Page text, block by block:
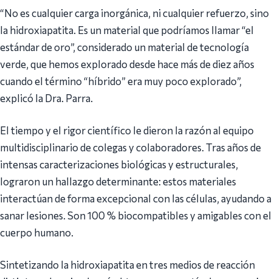
​“No es cualquier carga inorgánica, ni cualquier refuerzo, sino
la hidroxiapatita. Es un material que podríamos llamar “el
estándar de oro”, considerado un material de tecnología
verde, que hemos explorado desde hace más de diez años
cuando el término “híbrido” era muy poco explorado”,
explicó la Dra. Parra.
​El tiempo y el rigor científico le dieron la razón al equipo
multidisciplinario de colegas y colaboradores. Tras años de
intensas caracterizaciones biológicas y estructurales,
lograron un hallazgo determinante: estos materiales
interactúan de forma excepcional con las células, ayudando a
sanar lesiones. Son 100 % biocompatibles y amigables con el
cuerpo humano.
​Sintetizando la hidroxiapatita en tres medios de reacción